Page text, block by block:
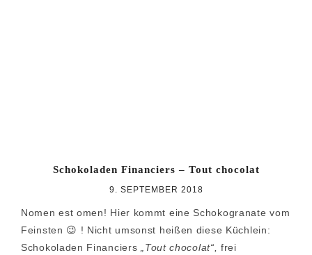
Schokoladen Financiers – Tout chocolat
9. SEPTEMBER 2018
Nomen est omen! Hier kommt eine Schokogranate vom
Feinsten 😉 ! Nicht umsonst heißen diese Küchlein:
Schokoladen Financiers
„Tout chocolat“,frei